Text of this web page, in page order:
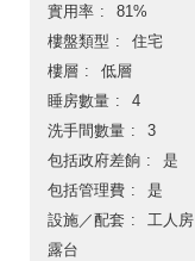
實用率
81%
樓盤類型
住宅
樓層
低層
睡房數量
4
洗手間數量
3
包括政府差餉
是
包括管理費
是
設施／配套
工人房
露台